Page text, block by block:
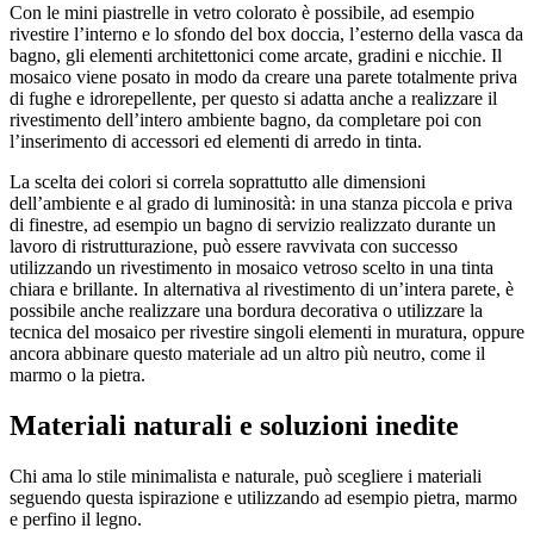
Con le mini piastrelle in vetro colorato è possibile, ad esempio
rivestire l’interno e lo sfondo del box doccia, l’esterno della vasca da
bagno, gli elementi architettonici come arcate, gradini e nicchie. Il
mosaico viene posato in modo da creare una parete totalmente priva
di fughe e idrorepellente, per questo si adatta anche a realizzare il
rivestimento dell’intero ambiente bagno, da completare poi con
l’inserimento di accessori ed elementi di arredo in tinta.
La scelta dei colori si correla soprattutto alle dimensioni
dell’ambiente e al grado di luminosità: in una stanza piccola e priva
di finestre, ad esempio un bagno di servizio realizzato durante un
lavoro di ristrutturazione, può essere ravvivata con successo
utilizzando un rivestimento in mosaico vetroso scelto in una tinta
chiara e brillante. In alternativa al rivestimento di un’intera parete, è
possibile anche realizzare una bordura decorativa o utilizzare la
tecnica del mosaico per rivestire singoli elementi in muratura, oppure
ancora abbinare questo materiale ad un altro più neutro, come il
marmo o la pietra.
Materiali naturali e soluzioni inedite
Chi ama lo stile minimalista e naturale, può scegliere i materiali
seguendo questa ispirazione e utilizzando ad esempio pietra, marmo
e perfino il legno.